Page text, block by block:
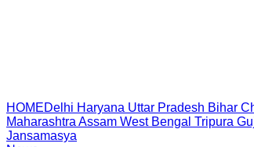
HOMEDelhi Haryana Uttar Pradesh Bihar
Maharashtra Assam West Bengal Tripura
Jansamasya